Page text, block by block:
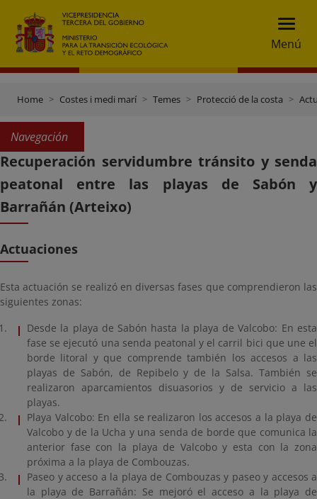
Menú
Home Costes i medi marí Temes Protecció de la costa
Navegación
Recuperación servidumbre tránsito y senda
peatonal entre las playas de Sabón y
Barrañán (Arteixo)
Actuaciones
Esta actuación se realizó en diversas fases que comprendieron las
siguientes zonas:
Desde la playa de Sabón hasta la playa de Valcobo: En esta
fase se ejecutó una senda peatonal y el carril bici que une el
borde litoral y que comprende también los accesos a las
playas de Sabón, de Repibelo y de la Salsa. También se
realizaron aparcamientos disuasorios y de servicio a las
playas.
Playa Valcobo: En ella se realizaron los accesos a la playa de
Valcobo y de la Ucha y una senda de borde que comunica la
anterior fase con la playa de Valcobo y esta con la zona
próxima a la playa de Combouzas.
Paseo y acceso a la playa de Combouzas y paseo y accesos a
la playa de Barrañán: Se mejoró el acceso a la playa de